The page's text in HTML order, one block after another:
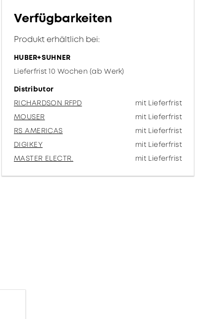
Verfügbarkeiten
Produkt erhältlich bei:
HUBER+SUHNER
Lieferfrist 10 Wochen (ab Werk)
Distributor
RICHARDSON RFPD
mit Lieferfrist
MOUSER
mit Lieferfrist
RS AMERICAS
mit Lieferfrist
DIGIKEY
mit Lieferfrist
MASTER ELECTR.
mit Lieferfrist